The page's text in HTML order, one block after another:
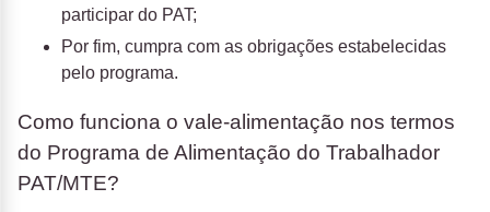
participar do PAT;
Por fim, cumpra com as obrigações estabelecidas
pelo programa.
Como funciona o vale-alimentação nos termos
do Programa de Alimentação do Trabalhador
PAT/MTE?